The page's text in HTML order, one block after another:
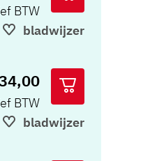
BTW
bladwijzer
BTW
bladwijzer